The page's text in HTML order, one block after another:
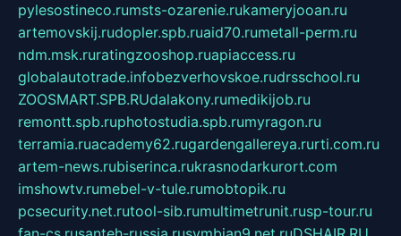
pylesostineco.rumsts-ozarenie.rukameryjooan.ru
artemovskij.rudopler.spb.ruaid70.rumetall-perm.ru
ndm.msk.ruratingzooshop.ruapiaccess.ru
globalautotrade.infobezverhovskoe.rudrsschool.ru
ZOOSMART.SPB.RUdalakony.rumedikijob.ru
remontt.spb.ruphotostudia.spb.rumyragon.ru
terramia.ruacademy62.rugardengallereya.rurti.com.ru
artem-news.rubiserinca.rukrasnodarkurort.com
imshowtv.rumebel-v-tule.rumobtopik.ru
pcsecurity.net.rutool-sib.rumultimetrunit.rusp-tour.ru